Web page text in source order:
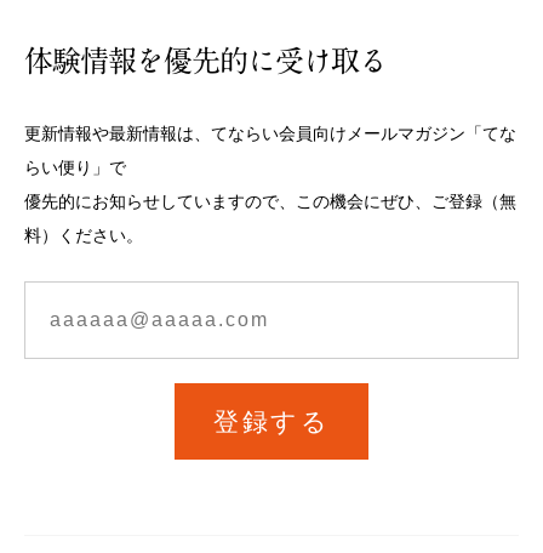
体験情報を優先的に受け取る
更新情報や最新情報は、てならい会員向けメールマガジン「てな
らい便り」で
優先的にお知らせしていますので、この機会にぜひ、ご登録（無
料）ください。
登録する